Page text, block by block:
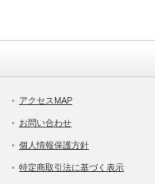
アクセスMAP
お問い合わせ
個人情報保護方針
特定商取引法に基づく表示